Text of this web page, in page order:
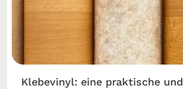
Klebevinyl: eine praktische und